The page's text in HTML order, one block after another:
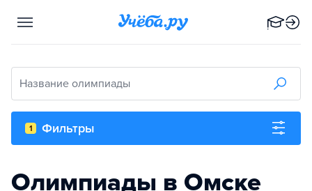
Название олимпиады
1 Фильтры
Олимпиады в Омске